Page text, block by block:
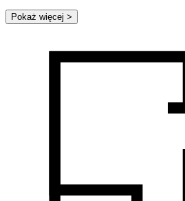
Pokaż więcej >